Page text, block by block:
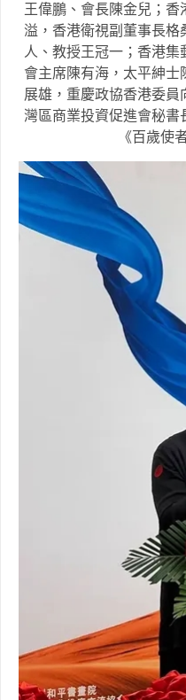
王偉鵬、會長陳金兒；
溢，香港衛視副董事長格
人、教授王冠一；香港
會主席陳有海，太平紳
展雄，重慶政協香港委
灣區商業投資促進會秘
《百歲使